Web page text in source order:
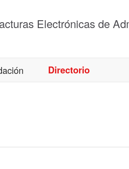
Electrónicas de
Directorio